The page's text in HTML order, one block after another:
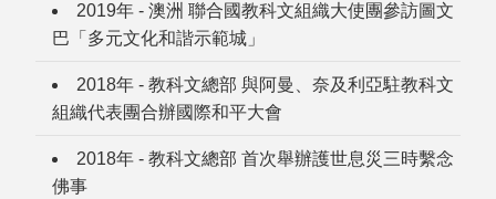
2019年 - 澳洲 聯合國教科文組織大使團參訪圖文
巴「多元文化和諧示範城」
2018年 - 教科文總部 與阿曼、奈及利亞駐教科文
組織代表團合辦國際和平大會
2018年 - 教科文總部 首次舉辦護世息災三時繫念
佛事